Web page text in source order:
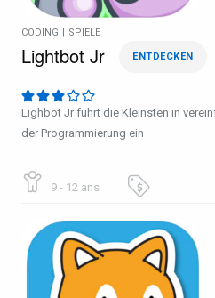
CODING | SPIELE
Lightbot Jr ENTDECKEN
Lighbot Jr führt die Kleinsten in
der Programmierung ein
9 - 12 ans